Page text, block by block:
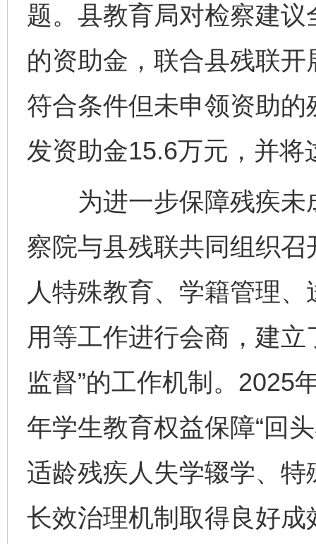
题。县教育局对检察建
的资助金，联合县残联
符合条件但未申领资助
发资助金15.6万元，并
为进一步保障残疾未
察院与县残联共同组织
人特殊教育、学籍管理
用等工作进行会商，建
监督”的工作机制。2025
年学生教育权益保障“回
适龄残疾人失学辍学、
长效治理机制取得良好成